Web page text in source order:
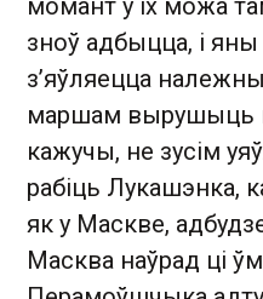
момант у іх можа
зноў адбыцца, і
з’яўляецца
маршам вырушыць
кажучы, не зусім
рабіць Лукашэнка,
як у Маскве,
Масква наўрад ці